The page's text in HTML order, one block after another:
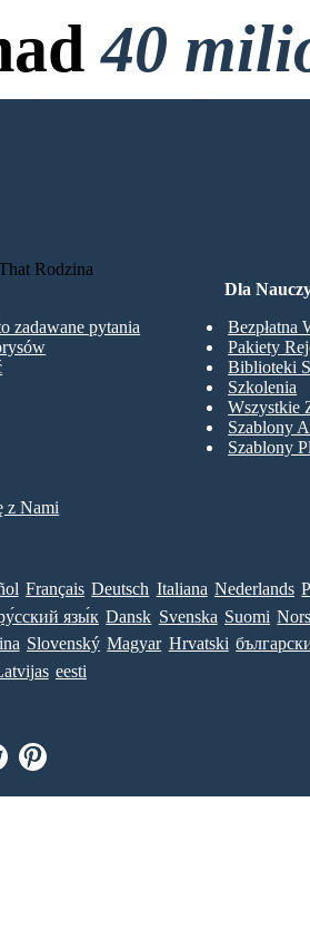
40
bez
zadawane pytania
Dla
Bezpłatna
Pakiety
Biblioteki
Szkolenia
Wszystkie
Szablony
Szablony
z Nami
Français Deutsch Italiana Nederlands
язы́к Dansk Svenska Suomi
Slovenský Magyar Hrvatski
eesti